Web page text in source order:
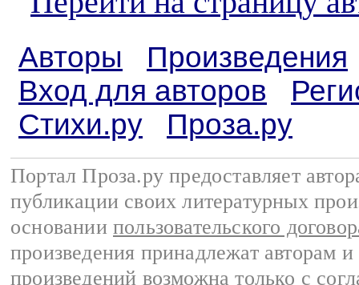
Авторы
Произведения
Вход для авторов
Стихи.ру
Проза.ру
Портал Проза.ру предоставляет
публикации своих литературных
основании пользовательского
произведения принадлежат авторам
произведений возможна только с